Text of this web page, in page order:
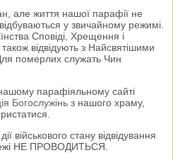
але життя нашої парафії не
у звичайному режимі.
Сповіді, Хрещення і
відвідують з Найсвятішими
померлих служать Чин
парафіяльному сайті
Богослужінь з нашого храму,
військового стану відвідування
НЕ ПРОВОДИТЬСЯ.